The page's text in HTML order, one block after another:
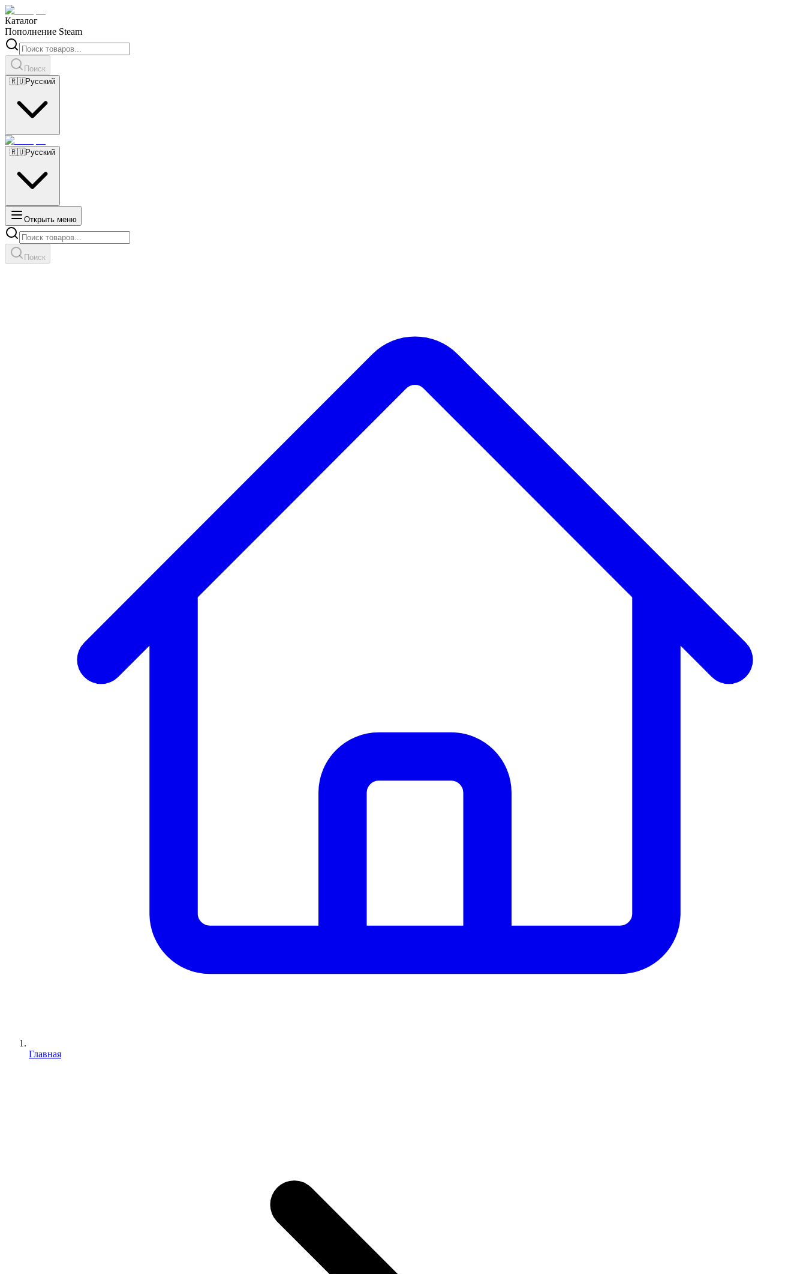
Каталог
Пополнение Steam
Поиск
🇷🇺Русский
🇷🇺Русский
Открыть меню
Поиск
Главная